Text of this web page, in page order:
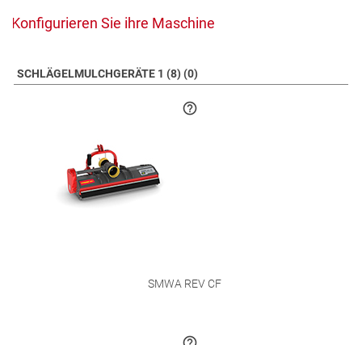
Konfigurieren Sie ihre Maschine
SCHLÄGELMULCHGERÄTE 1 (8) (0)
SMWA REV CF